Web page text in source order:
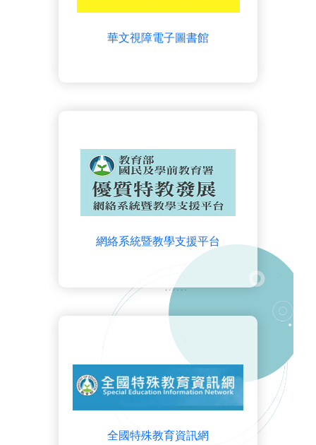
華文視障電子圖書館
網絡系統暨教學支援平台
全國特殊教育資訊網